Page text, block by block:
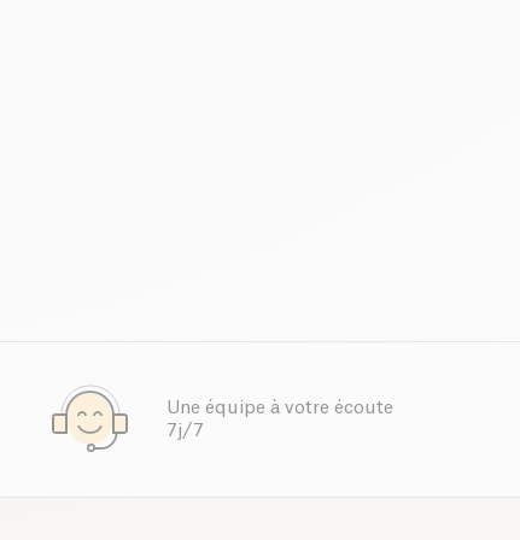
Une équipe à votre écoute
7j/7